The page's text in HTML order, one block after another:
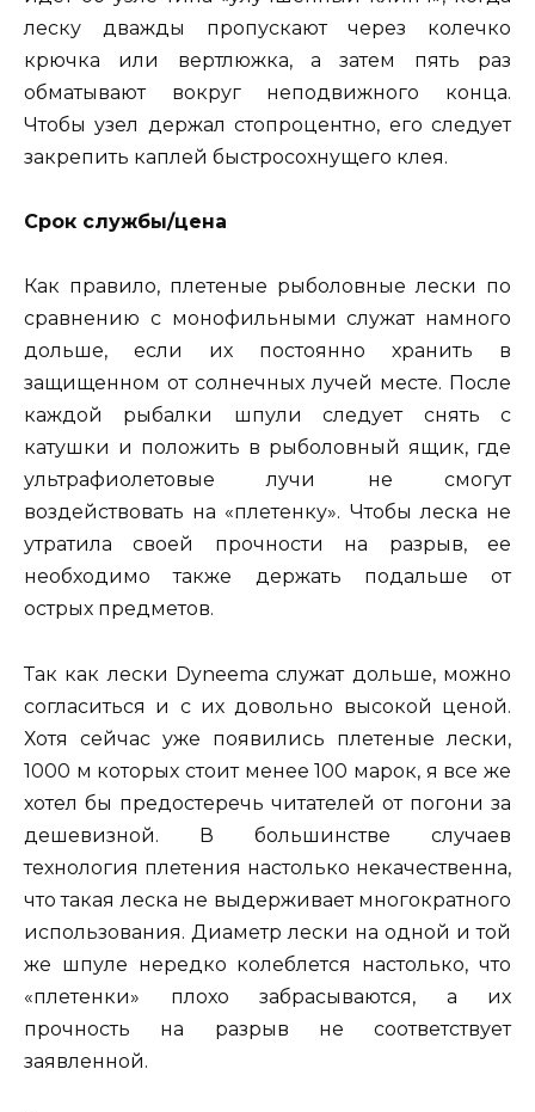
леску дважды пропускают через колечко
крючка или вертлюжка, а затем пять раз
обматывают вокруг неподвижного конца.
Чтобы узел держал стопроцентно, его следует
закрепить каплей быстросохнущего клея.
Срок службы/цена
Как правило, плетеные рыболовные лески по
сравнению с монофильными служат намного
дольше, если их постоянно хранить в
защищенном от солнечных лучей месте. После
каждой рыбалки шпули следует снять с
катушки и положить в рыболовный ящик, где
ультрафиолетовые лучи не смогут
воздействовать на «плетенку». Чтобы леска не
утратила своей прочности на разрыв, ее
необходимо также держать подальше от
острых предметов.
Так как лески Dyneema служат дольше, можно
согласиться и с их довольно высокой ценой.
Хотя сейчас уже появились плетеные лески,
1000 м которых стоит менее 100 марок, я все же
хотел бы предостеречь читателей от погони за
дешевизной. В большинстве случаев
технология плетения настолько некачественна,
что такая леска не выдерживает многократного
использования. Диаметр лески на одной и той
же шпуле нередко колеблется настолько, что
«плетенки» плохо забрасываются, а их
прочность на разрыв не соответствует
заявленной.